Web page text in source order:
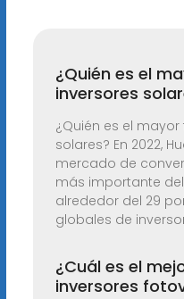
¿Quién es el
inversores
¿Quién es el
solares? En 2022,
mercado de
más importante
alrededor del 29
globales de
¿Cuál es el
inversores